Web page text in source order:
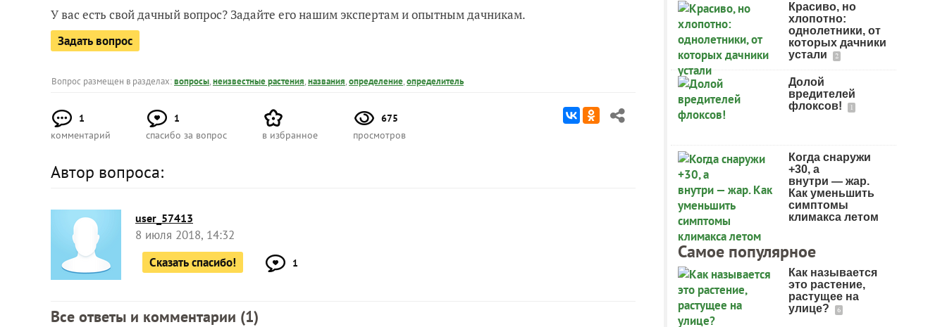
У вас есть свой дачный вопрос? Задайте его нашим экспертам и опытным дачникам.
Задать вопрос
Вопрос размещен в разделах:вопросы,неизвестные растения,названия,определение,определитель
1
комментарий
1
спасибо за вопрос
в избранное
675
просмотров
Автор вопроса:
user_57413
8 июля 2018, 14:32
Сказать спасибо!
1
Все ответы и комментарии (1)
Красиво, но
хлопотно:
однолетники, от
которых дачники
устали
2
Долой
вредителей
флоксов!
1
Когда снаружи
+30, а
внутри — жар.
Как уменьшить
симптомы
климакса летом
Самое популярное
Как называется
это растение,
растущее на
улице?
6